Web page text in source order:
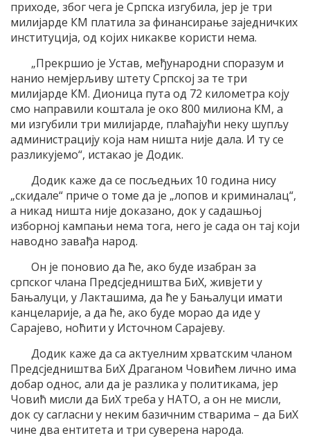
приходе, због чега је Српска изгубила, јер је три
милијарде КМ платила за финансирање заједничких
институција, од којих никакве користи нема.
„Прекршио је Устав, међународни споразум и
нанио немјерљиву штету Српској за те три
милијарде КМ. Дионица пута од 72 километра коју
смо направили коштала је око 800 милиона КМ, а
ми изгубили три милијарде, плаћајући неку шупљу
администрацију која нам ништа није дала. И ту се
разликујемо“, истакао је Додик.
Додик каже да се посљедњих 10 година нису
„скидале“ приче о томе да је „лопов и криминалац“,
а никад ништа није доказано, док у садашњој
изборној кампањи нема тога, него је сада он тај који
наводно завађа народ.
Он је поновио да ће, ако буде изабран за
српског члана Предсједништва БиХ, живјети у
Бањалуци, у Лакташима, да ће у Бањалуци имати
канцеларије, а да ће, ако буде морао да иде у
Сарајево, ноћити у Источном Сарајеву.
Додик каже да са актуелним хрватским чланом
Предсједништва БиХ Драганом Човићем лично има
добар однос, али да је разлика у политикама, јер
Човић мисли да БиХ треба у НАТО, а он не мисли,
док су сагласни у неким базичним стварима – да БиХ
чине два ентитета и три суверена народа.